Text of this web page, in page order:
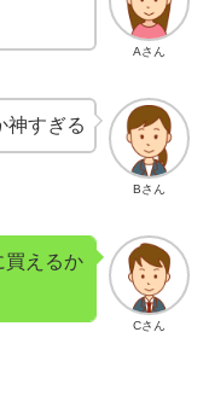
Aさん
Bさん
神すぎる
Cさん
買えるか